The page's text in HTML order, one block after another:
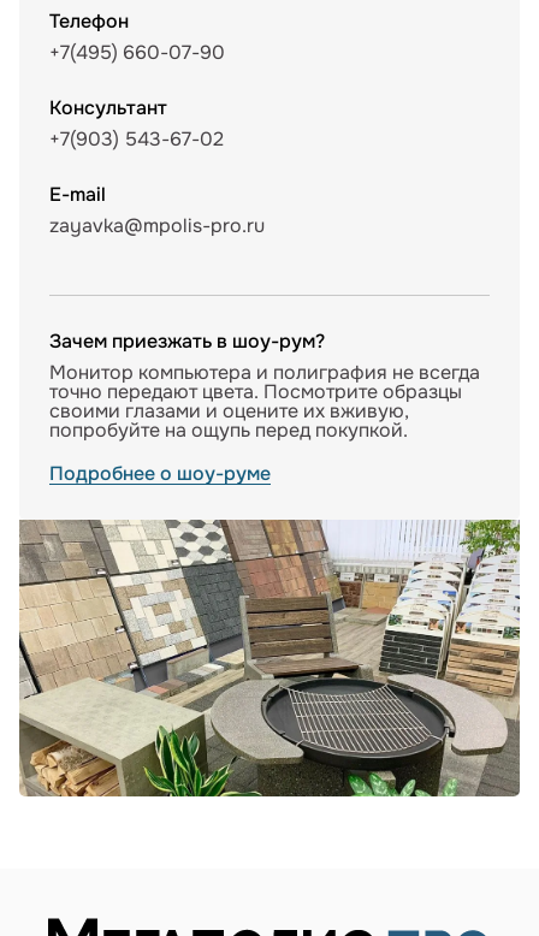
Телефон
+7(495) 660-07-90
Консультант
+7(903) 543-67-02
E-mail
zayavka@mpolis-pro.ru
Зачем приезжать в шоу-рум?
Монитор компьютера и полиграфия не всегда
точно передают цвета. Посмотрите образцы
своими глазами и оцените их вживую,
попробуйте на ощупь перед покупкой.
Подробнее о шоу-руме